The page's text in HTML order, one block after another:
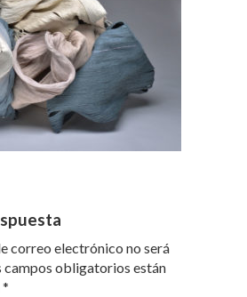
correo electrónico no será
campos obligatorios están
*